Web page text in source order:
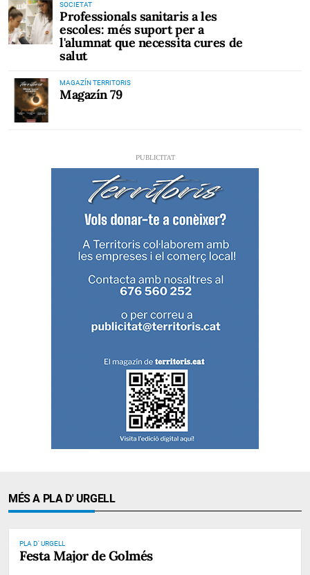
SOCIETAT
Professionals sanitaris a les
escoles: més suport per a
l'alumnat que necessita cures de
salut
MAGAZÍN TERRITORIS
Magazín 79
MÉS A PLA D' URGELL
PLA D' URGELL
Festa Major de Golmés